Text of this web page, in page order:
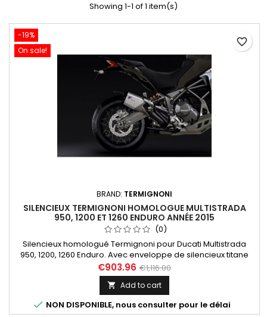
Showing 1-1 of 1 item(s)
-19%
On sale!
BRAND: TERMIGNONI
SILENCIEUX TERMIGNONI HOMOLOGUE MULTISTRADA
950, 1200 ET 1260 ENDURO ANNÉE 2015
(0)
Silencieux homologué Termignoni pour Ducati Multistrada
950, 1200, 1260 Enduro. Avec enveloppe de silencieux titane
embout de silencieux aluminium usiné CNC anodisé noirc.
Étudié pour améliorer le son du bi-cylindre Ducati et optimiser
chaque moment de la conduite. Référence Termignoni: D160,
Référence Ducati : 96480941A.
€903.96 €1,116.00
 Add to cart
 NON DISPONIBLE, nous consulter pour le délai
favorite_border